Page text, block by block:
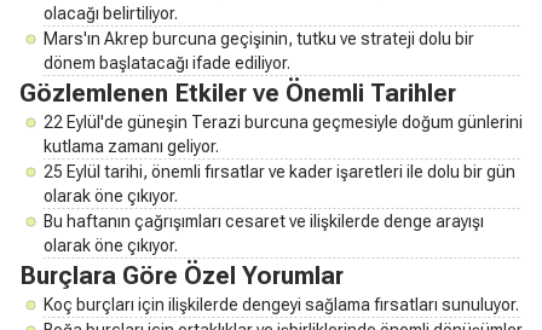
olacağı belirtiliyor.
Mars'ın Akrep burcuna geçişinin, tutku ve strateji dolu bir
dönem başlatacağı ifade ediliyor.
Gözlemlenen Etkiler ve Önemli Tarihler
22 Eylül'de güneşin Terazi burcuna geçmesiyle doğum günlerini
kutlama zamanı geliyor.
25 Eylül tarihi, önemli fırsatlar ve kader işaretleri ile dolu bir gün
olarak öne çıkıyor.
Bu haftanın çağrışımları cesaret ve ilişkilerde denge arayışı
olarak öne çıkıyor.
Burçlara Göre Özel Yorumlar
Koç burçları için ilişkilerde dengeyi sağlama fırsatları sunuluyor.